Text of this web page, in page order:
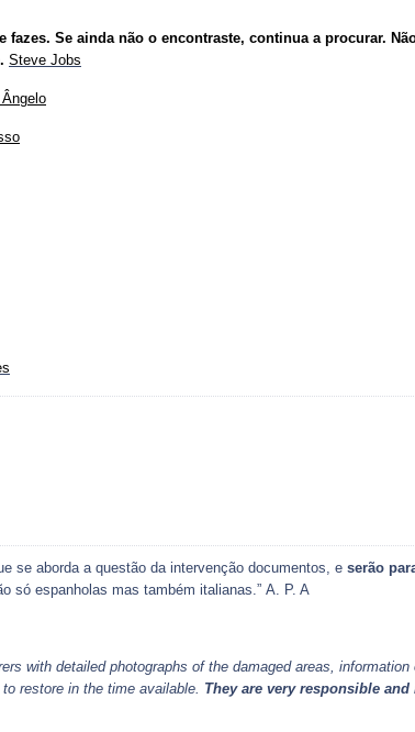
Se ainda não o encontraste, continua a procurar.
Steve Jobs
se aborda a questão da intervenção documentos, e serão
só espanholas mas também italianas.” A. P. A
with detailed photographs of the damaged areas,
restore in the time available. They are very responsible